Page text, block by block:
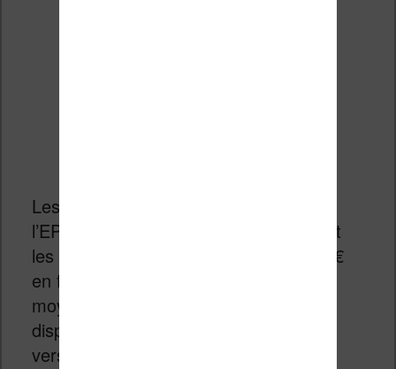
Les formats disponibles sont le PDF et
l’EPUB (avec protection par filigrane) et
les prix sont compris entre 3,49€ et 10€
en fonction des ouvrages (avec un prix
moyen d’environ 7€). Des extraits sont
disponibles pour se faire un avis sur la
version numérique (et sur l’ouvrage).